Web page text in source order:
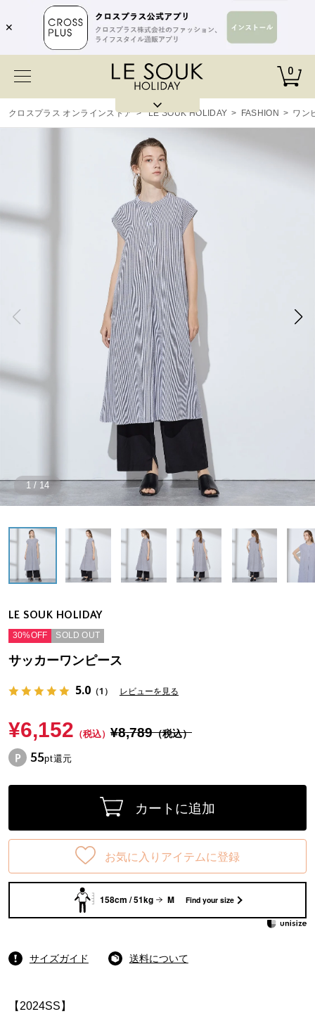
✕
0
クロスプラス オンラインストア > LE SOUK HOLIDAY > FASHION > ワン
1 / 14
LE SOUK HOLIDAY
30%OFF SOLD OUT
サッカーワンピース
5.0（1） レビューを見る
¥6,152 （税込） ¥8,789（税込）
55pt還元
カートに追加
お気に入りアイテムに登録
158cm / 51kg M Find your size
サイズガイド 送料について
【2024SS】